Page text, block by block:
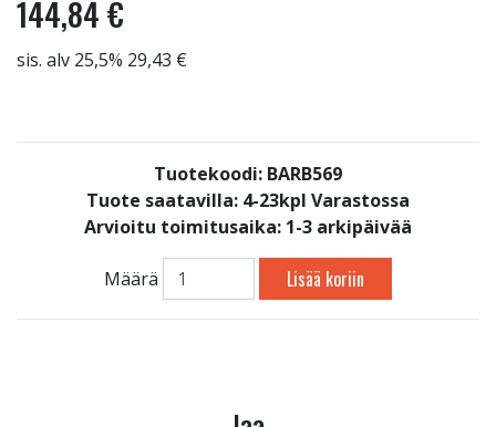
144,84 €
sis. alv 25,5% 29,43 €
Tuotekoodi: BARB569
Tuote saatavilla: 4-23kpl Varastossa
Arvioitu toimitusaika: 1-3 arkipäivää
Määrä Lisää koriin